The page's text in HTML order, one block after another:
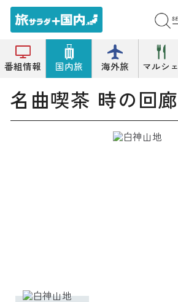
番組情報 国内旅 海外旅 マルシェ
トップ カフェ 名曲喫茶 時の回廊
名曲喫茶 時の回廊